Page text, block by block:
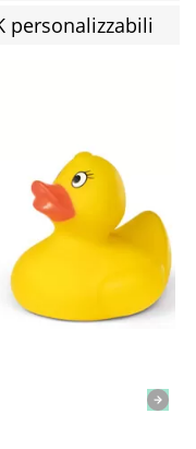
personalizzabili